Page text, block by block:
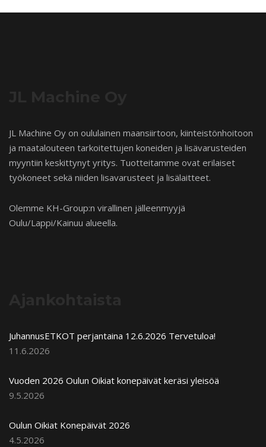
JL Machine Oy on oululainen maansiirtoon, kiinteistönhoitoon
ja maatalouteen tarkoitettujen koneiden ja lisävarusteiden
myyntiin keskittynyt yritys. Tuotteitamme ovat erilaiset
työkoneet sekä niiden lisavarusteet ja lisälaitteet.
Olemme KH-Group:n virallinen jälleenmyyjä
Oulu/Lappi/Kainuu alueella.
JuhannusETKOT perjantaina 12.6.2026 Tervetuloa!
11.6.2026
Vuoden 2026 Oulun Oikiat konepäivät keräsi yleisöä
9.5.2026
Oulun Oikiat Konepäivät 2026
4.5.2026